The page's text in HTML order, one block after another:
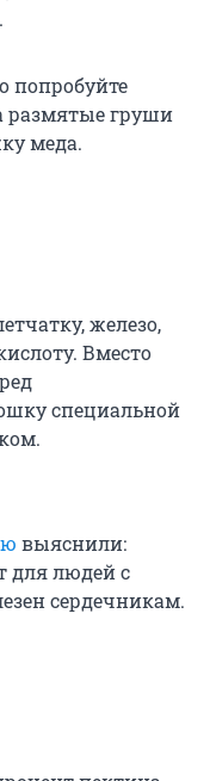
попробуйте
размятые груши
меда.
железо,
Вместо
специальной
выяснили:
для людей с
сердечникам.